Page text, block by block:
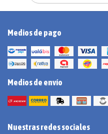
Medios de pago
Medios de envío
Nuestras redes sociales